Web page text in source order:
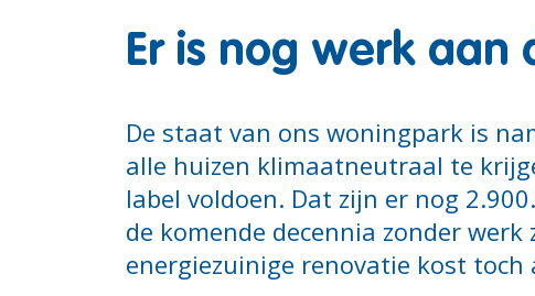
Er is nog werk
De staat van ons woningpark is
alle huizen klimaatneutraal te
label voldoen. Dat zijn er nog
de komende decennia zonder
energiezuinige renovatie kost